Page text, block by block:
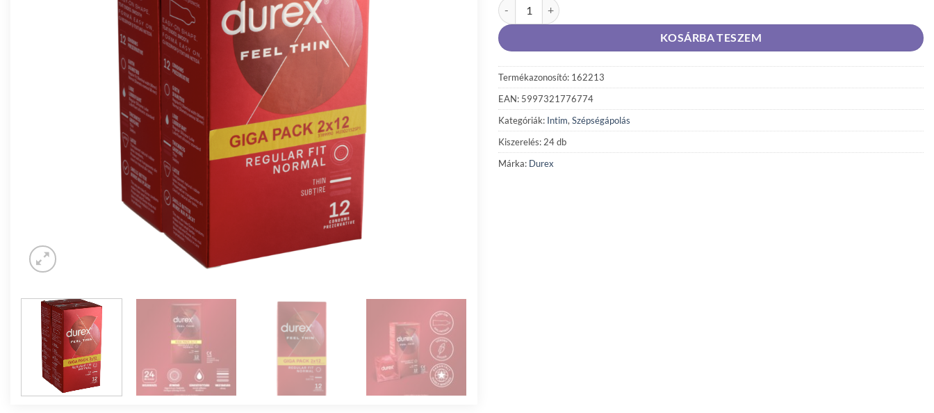
Durex Feel Thin óvszer 2 x 12 db mennyiség
KOSÁRBA TESZEM
Termékazonosító: 162213
EAN: 5997321776774
Kategóriák: Intim, Szépségápolás
Kiszerelés: 24 db
Márka: Durex